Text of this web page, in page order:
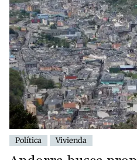
Política Vivienda